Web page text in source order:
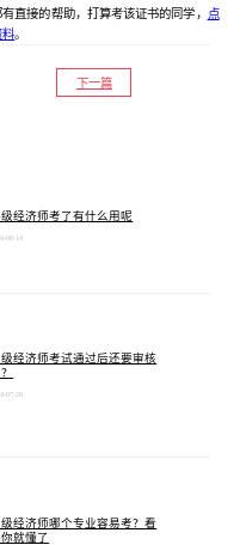
直接的帮助，打算考该证书的同学，
点
料。
下一篇
级经济师考了有什么用呢
08-14
级经济师考试通过后还要审核
07-29
级经济师哪个专业容易考？看
就懂了